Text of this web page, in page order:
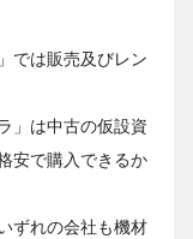
では販売及びレン
」は中古の仮設資
安で購入できるか
ずれの会社も機材